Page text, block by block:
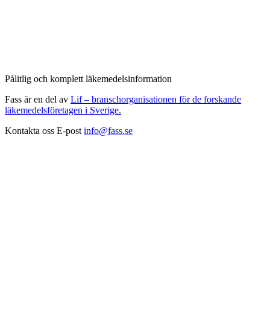
Pålitlig och komplett läkemedelsinformation
Fass är en del av Lif – branschorganisationen för de forskande
läkemedelsföretagen i Sverige.
Kontakta oss E-post info@fass.se